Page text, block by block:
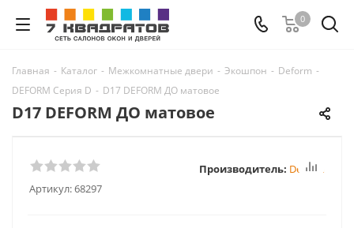
0
Главная - Каталог - Межкомнатные двери - Экошпон - Deform -
DEFORM Серия D - D17 DEFORM ДО матовое
D17 DEFORM ДО матовое
Артикул:68297
Производитель: Deform